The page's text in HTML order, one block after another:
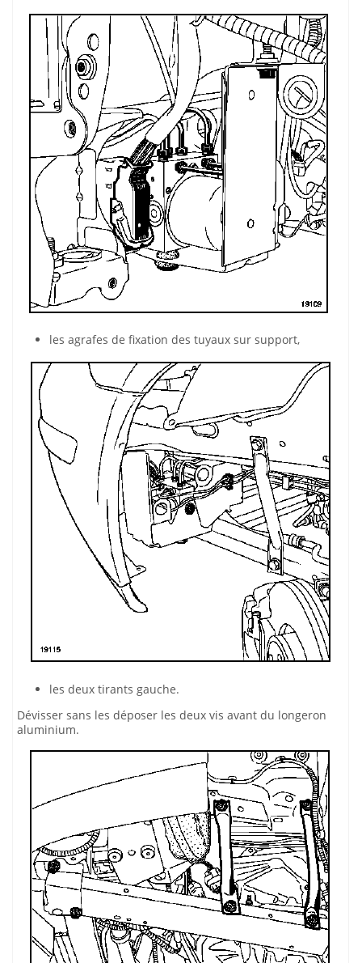
les agrafes de fixation des tuyaux sur support,
les deux tirants gauche.
Dévisser sans les déposer les deux vis avant du longeron
aluminium.